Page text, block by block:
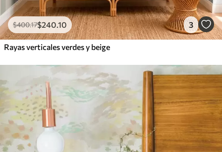
$400.17$240.10 3
Rayas verticales verdes y beige